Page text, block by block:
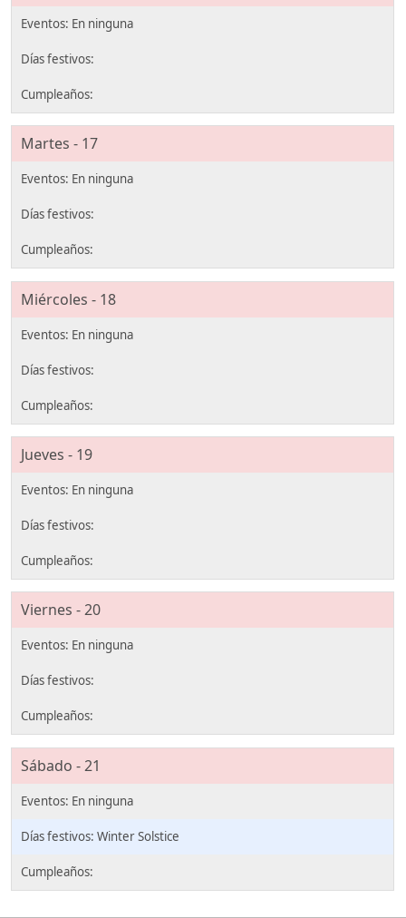
Martes - 17
Miércoles - 18
Jueves - 19
Viernes - 20
Sábado - 21
Winter Solstice